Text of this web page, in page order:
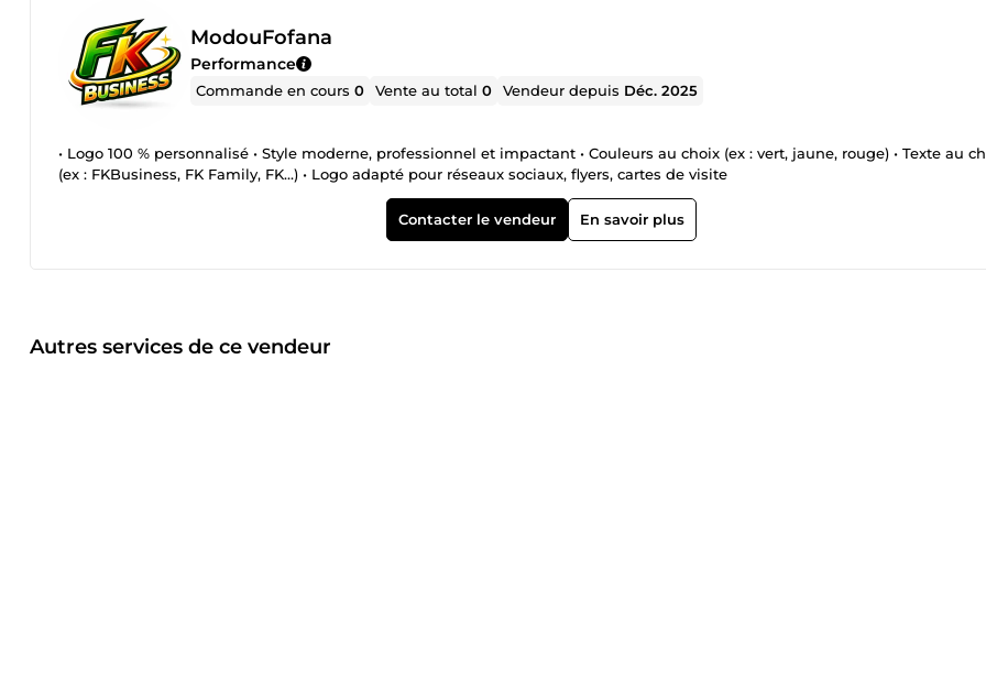
ModouFofana
Performance
Commande en cours0 Vente au total0 Vendeur depuis Déc. 2025
• Logo 100 % personnalisé • Style moderne, professionnel et impactant • Couleurs au choix (ex : vert, jaune, rouge) • Texte au
(ex : FKBusiness, FK Family, FK…) • Logo adapté pour réseaux sociaux, flyers, cartes de visite
Contacter le vendeur En savoir plus
Autres services de ce vendeur